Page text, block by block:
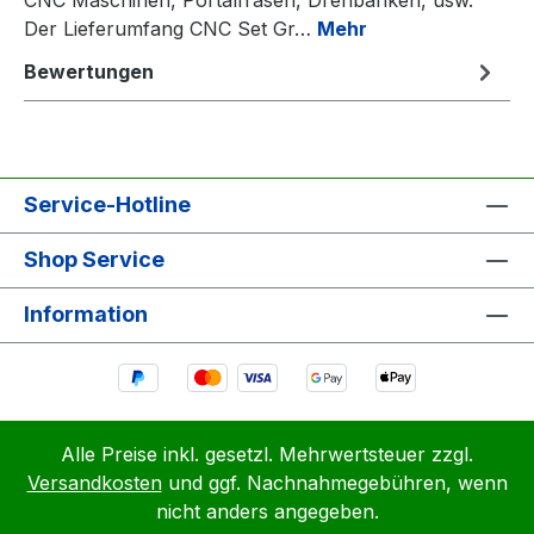
Der Lieferumfang CNC Set Gr… Mehr
Bewertungen
Service-Hotline
Shop Service
Information
Alle Preise inkl. gesetzl. Mehrwertsteuer zzgl.
Versandkostenund ggf. Nachnahmegebühren, wenn
nicht anders angegeben.